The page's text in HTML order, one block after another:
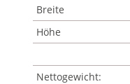
Breite
Höhe
Nettogewicht: